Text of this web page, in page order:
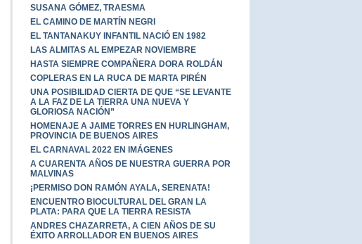
SUSANA GÓMEZ, TRAESMA
EL CAMINO DE MARTÍN NEGRI
EL TANTANAKUY INFANTIL NACIÓ EN 1982
LAS ALMITAS AL EMPEZAR NOVIEMBRE
HASTA SIEMPRE COMPAÑERA DORA ROLDÁN
COPLERAS EN LA RUCA DE MARTA PIRÉN
UNA POSIBILIDAD CIERTA DE QUE “SE LEVANTE
A LA FAZ DE LA TIERRA UNA NUEVA Y
GLORIOSA NACIÓN”
HOMENAJE A JAIME TORRES EN HURLINGHAM,
PROVINCIA DE BUENOS AIRES
EL CARNAVAL 2022 EN IMÁGENES
A CUARENTA AÑOS DE NUESTRA GUERRA POR
MALVINAS
¡PERMISO DON RAMÓN AYALA, SERENATA!
ENCUENTRO BIOCULTURAL DEL GRAN LA
PLATA: PARA QUE LA TIERRA RESISTA
ANDRES CHAZARRETA, A CIEN AÑOS DE SU
ÉXITO ARROLLADOR EN BUENOS AIRES